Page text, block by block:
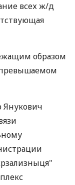
всех ж/д
образом
Янукович